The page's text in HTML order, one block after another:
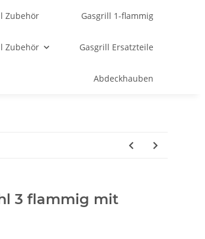
Zubehör Gasgrill 1-flammig
Zubehör Gasgrill Ersatzteile
Abdeckhauben
3 flammig mit